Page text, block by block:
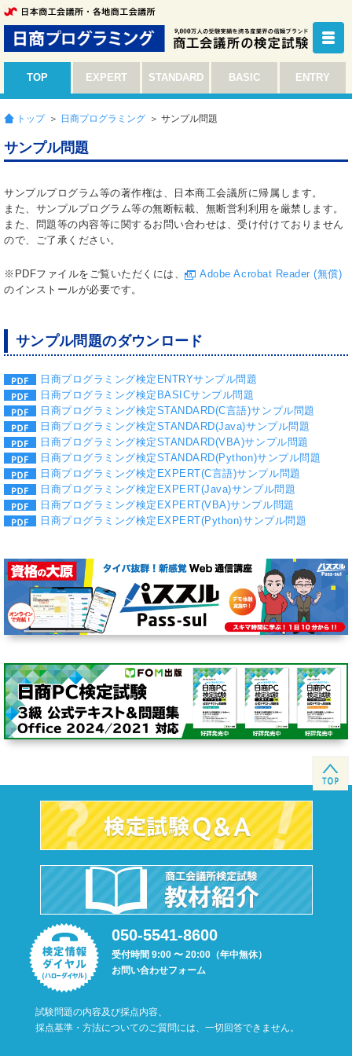
TOP EXPERT STANDARD BASIC ENTRY
トップ ＞ 日商プログラミング ＞ サンプル問題
サンプル問題
サンプルプログラム等の著作権は、日本商工会議所に帰属します。
また、サンプルプログラム等の無断転載、無断営利利用を厳禁します。
また、問題等の内容等に関するお問い合わせは、受け付けておりません
ので、ご了承ください。
※PDFファイルをご覧いただくには、
Adobe Acrobat Reader (無償)
のインストールが必要です。
サンプル問題のダウンロード
日商プログラミング検定ENTRYサンプル問題
日商プログラミング検定BASICサンプル問題
日商プログラミング検定STANDARD(C言語)サンプル問題
日商プログラミング検定STANDARD(Java)サンプル問題
日商プログラミング検定STANDARD(VBA)サンプル問題
日商プログラミング検定STANDARD(Python)サンプル問題
日商プログラミング検定EXPERT(C言語)サンプル問題
日商プログラミング検定EXPERT(Java)サンプル問題
日商プログラミング検定EXPERT(VBA)サンプル問題
日商プログラミング検定EXPERT(Python)サンプル問題
050-5541-8600
受付時間 9:00 〜 20:00（年中無休）
お問い合わせフォーム
試験問題の内容及び採点内容、
採点基準・方法についてのご質問には、一切回答できません。